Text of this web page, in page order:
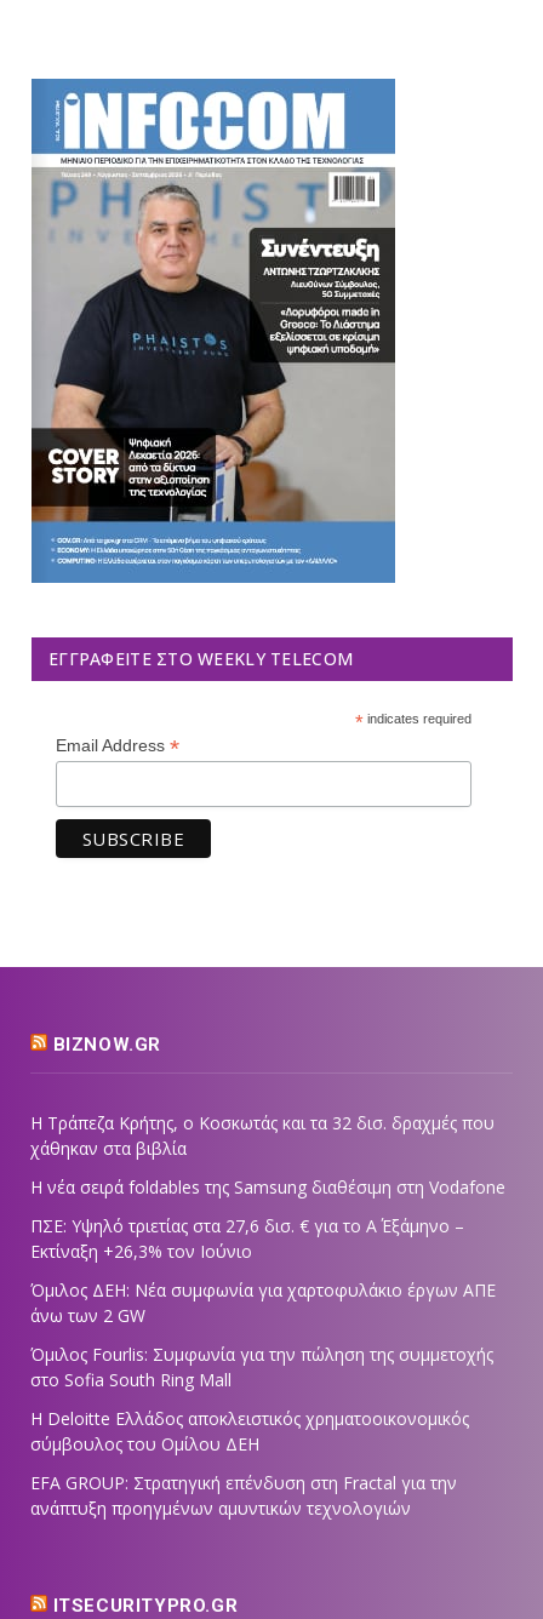
ΕΓΓΡΑΦΕΊΤΕ ΣΤΟ WEEKLY TELECOM
*indicates required
Email Address *
BIZNOW.GR
Η Τράπεζα Κρήτης, ο Κοσκωτάς και τα 32 δισ. δραχμές που
χάθηκαν στα βιβλία
Η νέα σειρά foldables της Samsung διαθέσιμη στη Vodafone
ΠΣΕ: Υψηλό τριετίας στα 27,6 δισ. € για το Α΄ Εξάμηνο –
Εκτίναξη +26,3% τον Ιούνιο
Όμιλος ΔΕΗ: Νέα συμφωνία για χαρτοφυλάκιο έργων ΑΠΕ
άνω των 2 GW
Όμιλος Fourlis: Συμφωνία για την πώληση της συμμετοχής
στο Sofia South Ring Mall
Η Deloitte Ελλάδος αποκλειστικός χρηματοοικονομικός
σύμβουλος του Ομίλου ΔΕΗ
EFA GROUP: Στρατηγική επένδυση στη Fractal για την
ανάπτυξη προηγμένων αμυντικών τεχνολογιών
ITSECURITYPRO.GR